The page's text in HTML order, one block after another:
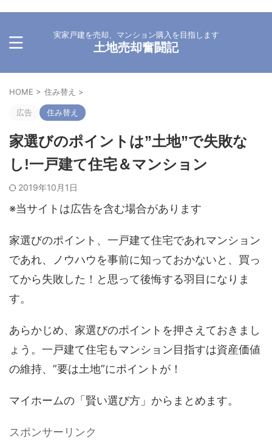
実家戸建を売却、マンション購入を目指します
土地売却奮闘記
HOME > 住み替え >
広告 住み替え
家選びのポイントは”土地”で失敗な
し!一戸建て住宅＆マンション
2019年10月1日
※当サイトは広告を含む場合があります
家選びのポイント、一戸建て住宅であれマンション
であれ、ノウハウを事前に知っておかないと、買っ
てから失敗した！と思って後悔する羽目になりま
す。
あらかじめ、家選びのポイントを押さえておきまし
ょう。一戸建て住宅もマンション目指すは資産価値
の維持、”要は土地”にポイントが！
マイホームの「賢い選び方」からまとめます。
スポンサーリンク